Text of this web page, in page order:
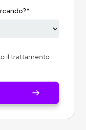
il trattamento